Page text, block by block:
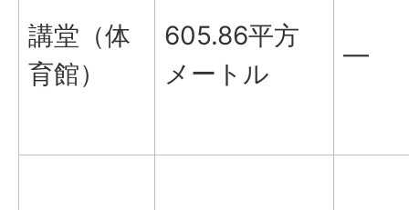
講堂（体
育館）
605.86平方
メートル
―